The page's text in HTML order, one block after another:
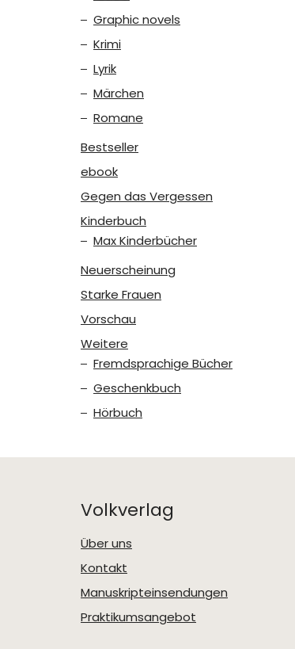
Graphic novels
Krimi
Lyrik
Märchen
Romane
Bestseller
ebook
Gegen das Vergessen
Kinderbuch
Max Kinderbücher
Neuerscheinung
Starke Frauen
Vorschau
Weitere
Fremdsprachige Bücher
Geschenkbuch
Hörbuch
Volkverlag
Über uns
Kontakt
Manuskripteinsendungen
Praktikumsangebot